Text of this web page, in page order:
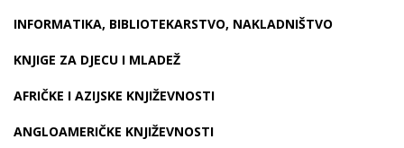
INFORMATIKA, BIBLIOTEKARSTVO, NAKLADNIŠTVO
KNJIGE ZA DJECU I MLADEŽ
AFRIČKE I AZIJSKE KNJIŽEVNOSTI
ANGLOAMERIČKE KNJIŽEVNOSTI